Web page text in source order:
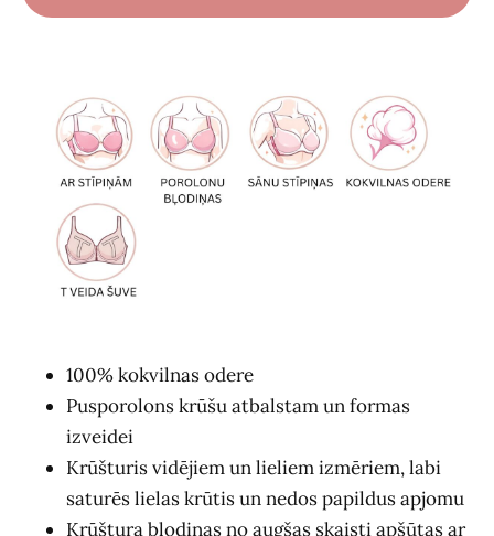
100% kokvilnas odere
Pusporolons krūšu atbalstam un formas
izveidei
Krūšturis vidējiem un lieliem izmēriem, labi
saturēs lielas krūtis un nedos papildus apjomu
Krūštura bļodiņas no augšas skaisti apšūtas ar